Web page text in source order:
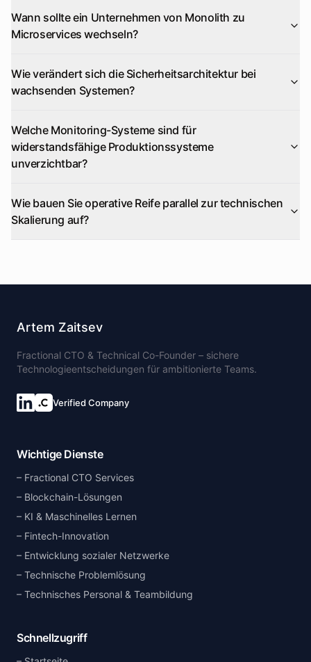
Wann sollte ein Unternehmen von Monolith zu
Microservices wechseln?
Wie verändert sich die Sicherheitsarchitektur bei
wachsenden Systemen?
Welche Monitoring-Systeme sind für
widerstandsfähige Produktionssysteme
unverzichtbar?
Wie bauen Sie operative Reife parallel zur technischen
Skalierung auf?
Artem Zaitsev
Fractional CTO & Technical Co-Founder – sichere
Technologieentscheidungen für ambitionierte Teams.
Verified Company
Wichtige Dienste
Fractional CTO Services
Blockchain-Lösungen
KI & Maschinelles Lernen
Fintech-Innovation
Entwicklung sozialer Netzwerke
Technische Problemlösung
Technisches Personal & Teambildung
Schnellzugriff